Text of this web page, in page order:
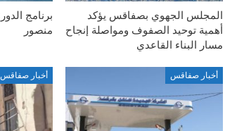
المجلس الجهوي بصفاقس يؤكد
أهمية توحيد الصفوف ومواصلة إنجاح
مسار البناء القاعدي
منصور
أخبار صفاقس أخبار صفاقس